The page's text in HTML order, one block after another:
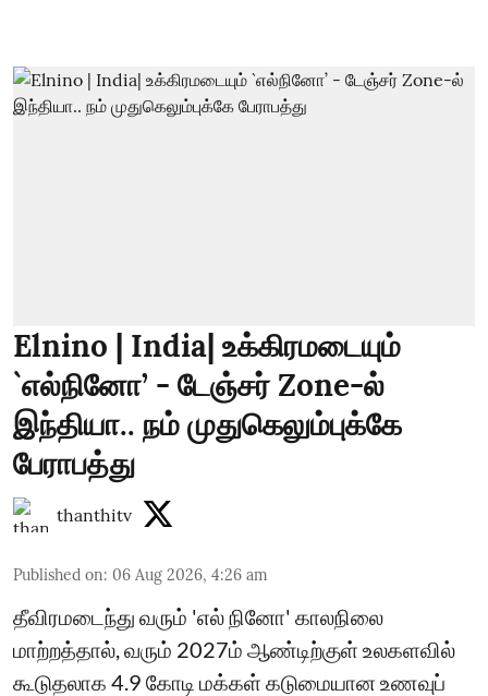
Elnino | India| உக்கிரமடையும்
`எல்நினோ’ - டேஞ்சர் Zone-ல்
இந்தியா.. நம் முதுகெலும்புக்கே
பேராபத்து
thanthitv
Published on: 06 Aug 2026, 4:26 am
தீவிரமடைந்து வரும் 'எல் நினோ' காலநிலை
மாற்றத்தால், வரும் 2027ம் ஆண்டிற்குள் உலகளவில்
கூடுதலாக 4.9 கோடி மக்கள் கடுமையான உணவுப்